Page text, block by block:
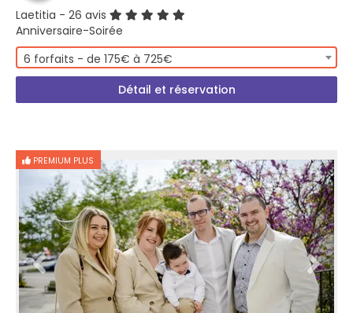
Laetitia - 26 avis
Anniversaire-Soirée
6 forfaits - de 175€ à 725€
Détail et réservation
PREMIUM PLUS